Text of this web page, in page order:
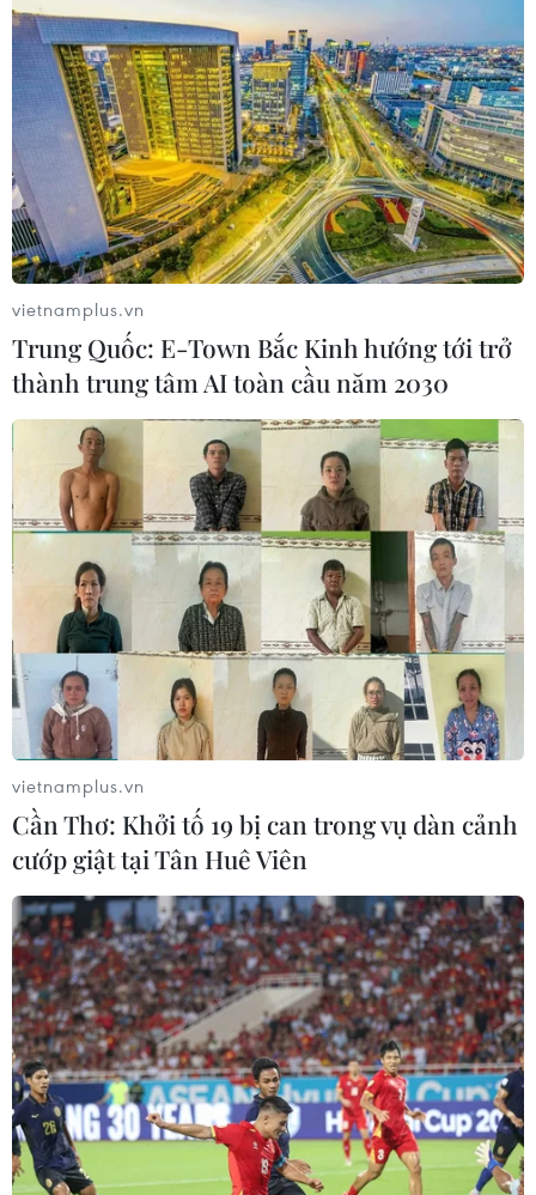
TIN CÙNG CHUYÊN MỤC
Mỹ có đang chuẩn bị một
chiến lược mới nhằm vào Iran?
07/08/2026 10:08
Mỹ can thiệp khẩn cấp, ngăn
Israel mở rộng đòn trừng phạt
Hezbollah
07/08/2026 02:31
vietnamplus.vn
Trung Quốc: E-Town Bắc Kinh hướng tới trở
thành trung tâm AI toàn cầu năm 2030
vietnamplus.vn
Cần Thơ: Khởi tố 19 bị can trong vụ dàn cảnh
cướp giật tại Tân Huê Viên